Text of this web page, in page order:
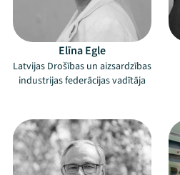
Elīna Egle
Latvijas Drošības un aizsardzības
industrijas federācijas vadītāja